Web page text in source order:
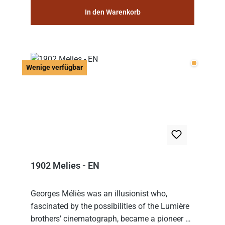
In den Warenkorb
Wenige verfügbar Wenige
1902 Melies - EN
Georges Méliès was an illusionist who,
fascinated by the possibilities of the Lumière
brothers’ cinematograph, became a pioneer of